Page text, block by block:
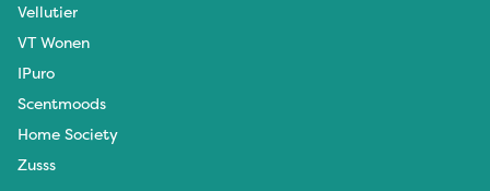
Vellutier
VT Wonen
IPuro
Scentmoods
Home Society
Zusss